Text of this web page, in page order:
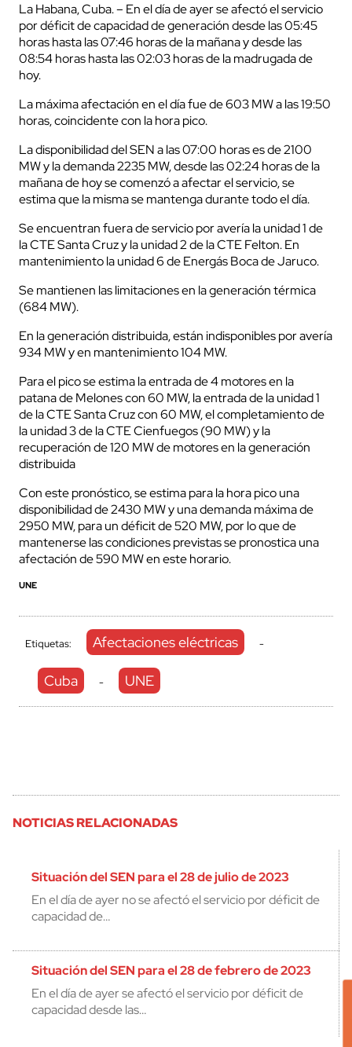
La Habana, Cuba. – En el día de ayer se afectó el servicio
por déficit de capacidad de generación desde las 05:45
horas hasta las 07:46 horas de la mañana y desde las
08:54 horas hasta las 02:03 horas de la madrugada de
hoy.
La máxima afectación en el día fue de 603 MW a las 19:50
horas, coincidente con la hora pico.
La disponibilidad del SEN a las 07:00 horas es de 2100
MW y la demanda 2235 MW, desde las 02:24 horas de la
mañana de hoy se comenzó a afectar el servicio, se
estima que la misma se mantenga durante todo el día.
Se encuentran fuera de servicio por avería la unidad 1 de
la CTE Santa Cruz y la unidad 2 de la CTE Felton. En
mantenimiento la unidad 6 de Energás Boca de Jaruco.
Se mantienen las limitaciones en la generación térmica
(684 MW).
En la generación distribuida, están indisponibles por avería
934 MW y en mantenimiento 104 MW.
Para el pico se estima la entrada de 4 motores en la
patana de Melones con 60 MW, la entrada de la unidad 1
de la CTE Santa Cruz con 60 MW, el completamiento de
la unidad 3 de la CTE Cienfuegos (90 MW) y la
recuperación de 120 MW de motores en la generación
distribuida
Con este pronóstico, se estima para la hora pico una
disponibilidad de 2430 MW y una demanda máxima de
2950 MW, para un déficit de 520 MW, por lo que de
mantenerse las condiciones previstas se pronostica una
afectación de 590 MW en este horario.
UNE
Etiquetas: Afectaciones eléctricas -
Cuba - UNE
NOTICIAS RELACIONADAS
Situación del SEN para el 28 de julio de 2023
En el día de ayer no se afectó el servicio por déficit de
capacidad de…
Situación del SEN para el 28 de febrero de 2023
En el día de ayer se afectó el servicio por déficit de
capacidad desde las…